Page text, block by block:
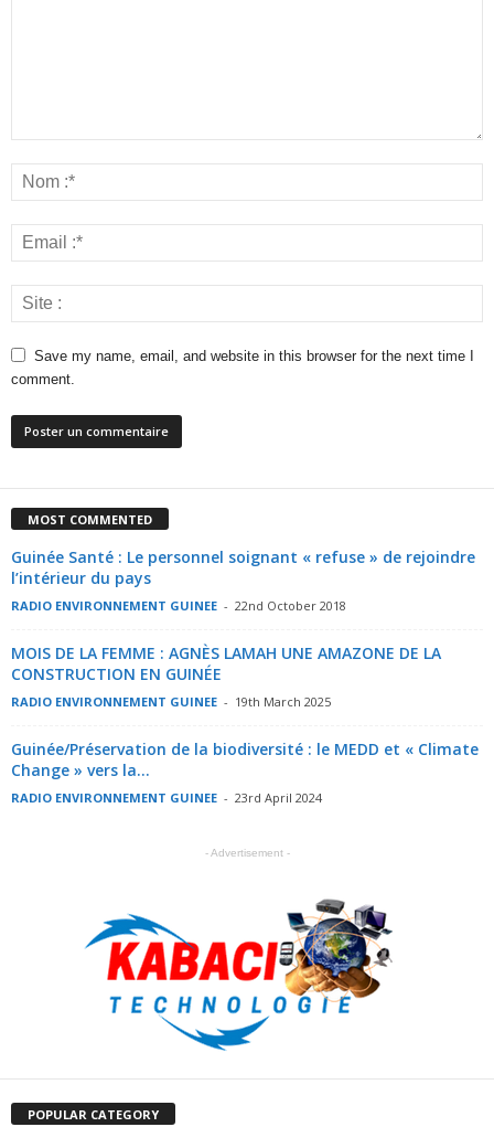
Save my name, email, and website in this browser for the next time I
comment.
MOST COMMENTED
Guinée Santé : Le personnel soignant « refuse » de rejoindre
l’intérieur du pays
RADIO ENVIRONNEMENT GUINEE - 22nd October 2018
MOIS DE LA FEMME : AGNÈS LAMAH UNE AMAZONE DE LA
CONSTRUCTION EN GUINÉE
RADIO ENVIRONNEMENT GUINEE - 19th March 2025
Guinée/Préservation de la biodiversité : le MEDD et « Climate
Change » vers la...
RADIO ENVIRONNEMENT GUINEE - 23rd April 2024
- Advertisement -
POPULAR CATEGORY